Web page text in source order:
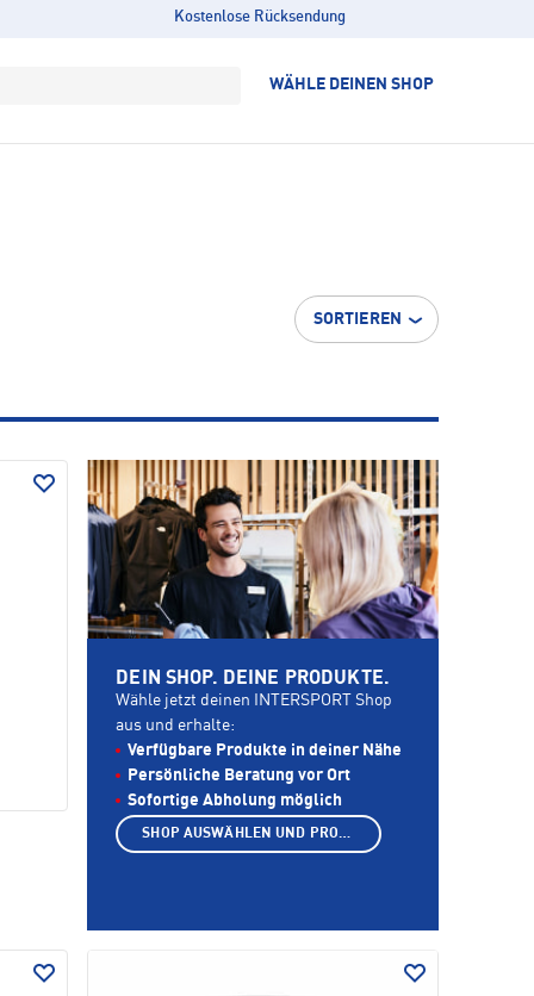
Kostenlose Rücksendung
WÄHLE DEINEN SHOP
SORTIEREN
DEIN SHOP. DEINE PRODUKTE.
Wähle jetzt deinen INTERSPORT Shop
aus und erhalte:
Verfügbare Produkte in deiner Nähe
Persönliche Beratung vor Ort
Sofortige Abholung möglich
SHOP AUSWÄHLEN UND PRODUKTE ANZEIGEN